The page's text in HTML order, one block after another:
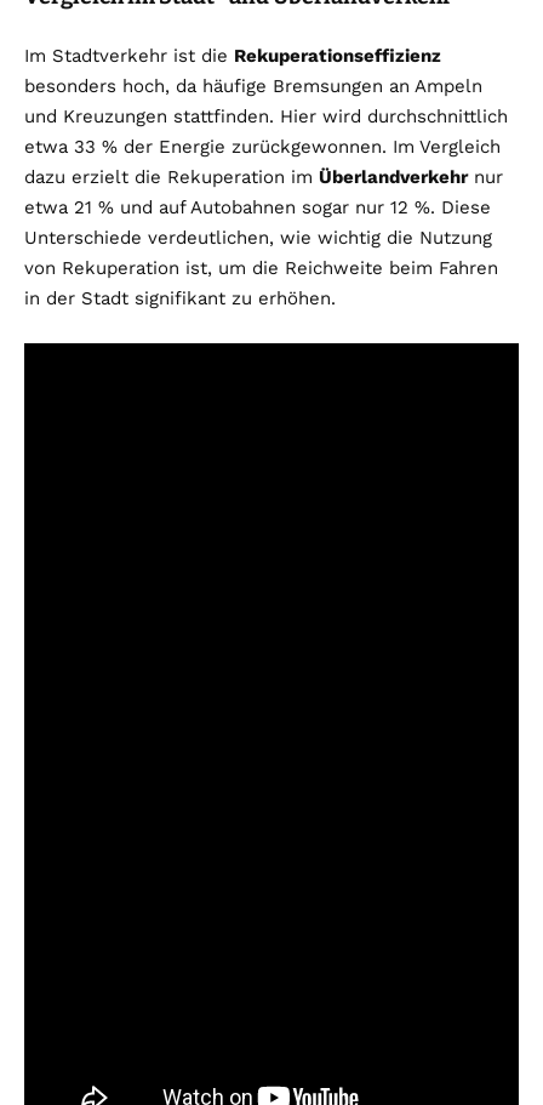
Im Stadtverkehr ist die Rekuperationseffizienz
besonders hoch, da häufige Bremsungen an Ampeln
und Kreuzungen stattfinden. Hier wird durchschnittlich
etwa 33 % der Energie zurückgewonnen. Im Vergleich
dazu erzielt die Rekuperation im Überlandverkehrnur
etwa 21 % und auf Autobahnen sogar nur 12 %. Diese
Unterschiede verdeutlichen, wie wichtig die Nutzung
von Rekuperation ist, um die Reichweite beim Fahren
in der Stadt signifikant zu erhöhen.